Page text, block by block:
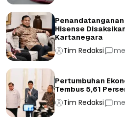
Hisense
Kartanegara
Tim Redaksi
Pertumbuhan
Tembus 5,61
Tim Redaksi